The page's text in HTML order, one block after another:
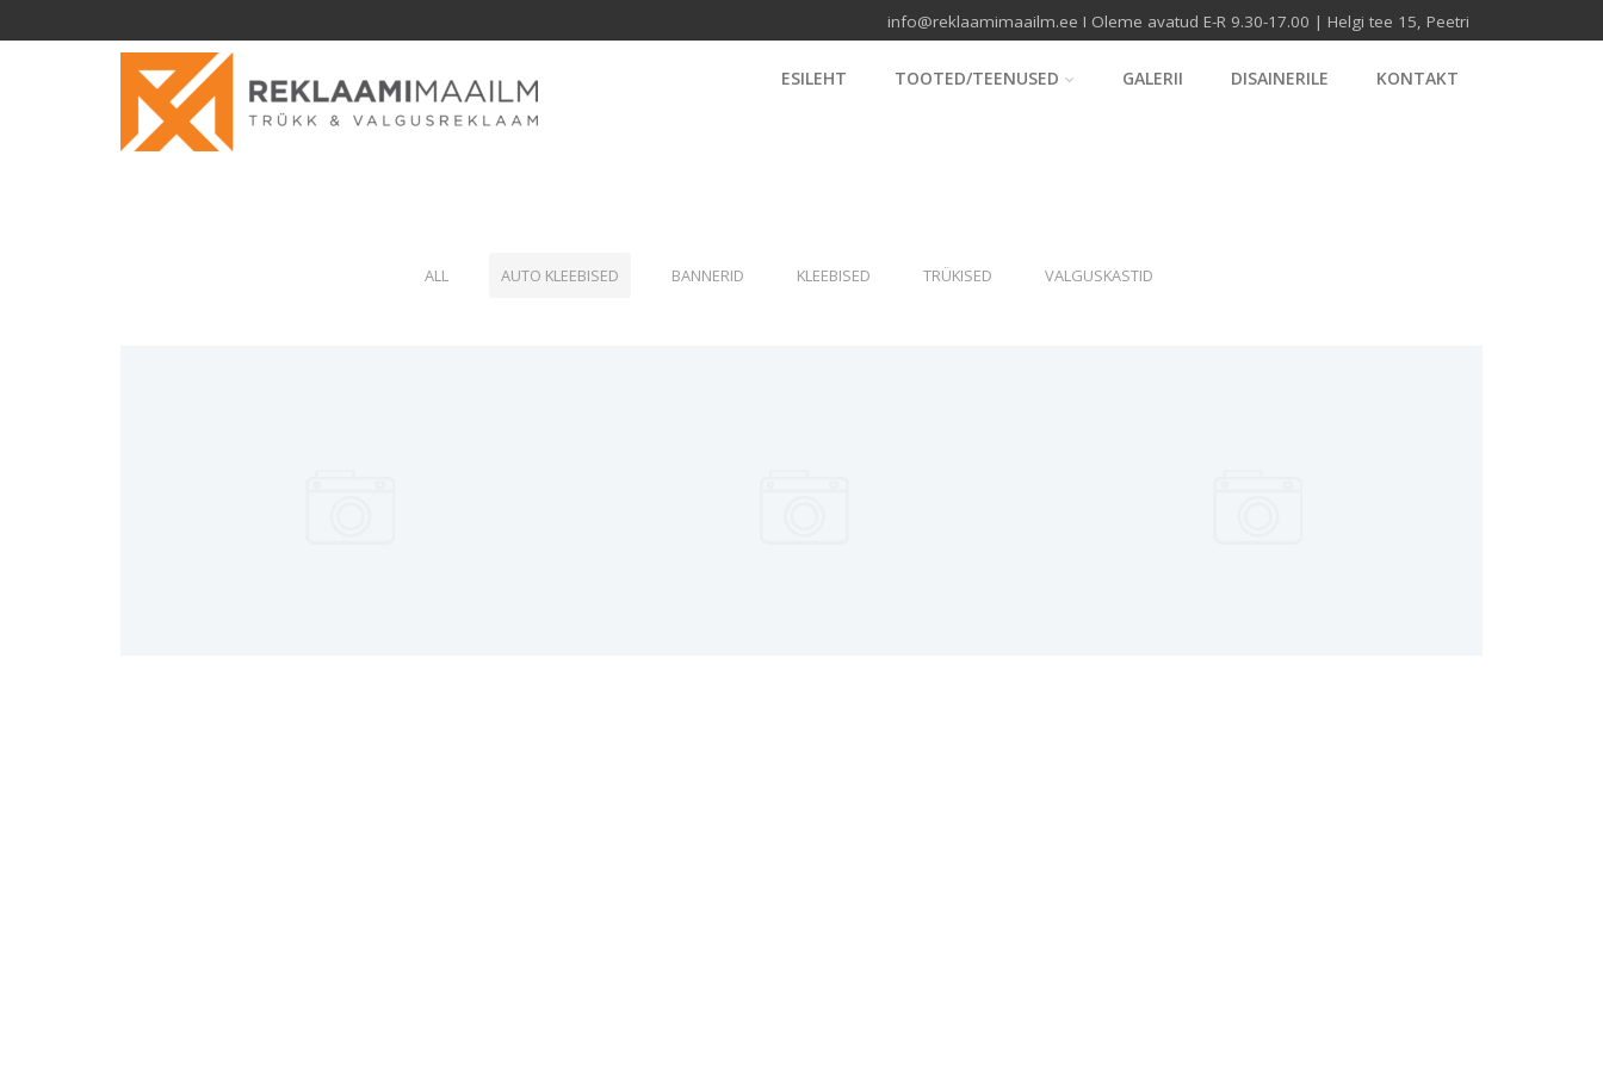
info@reklaamimaailm.ee I Oleme avatud E-R 9.30-17.00 | Helgi tee 15, Peetri
ESILEHT TOOTED/TEENUSED GALERII DISAINERILE KONTAKT
ALL AUTO KLEEBISED BANNERID KLEEBISED TRÜKISED VALGUSKASTID
Auto kleebised
Naidis9